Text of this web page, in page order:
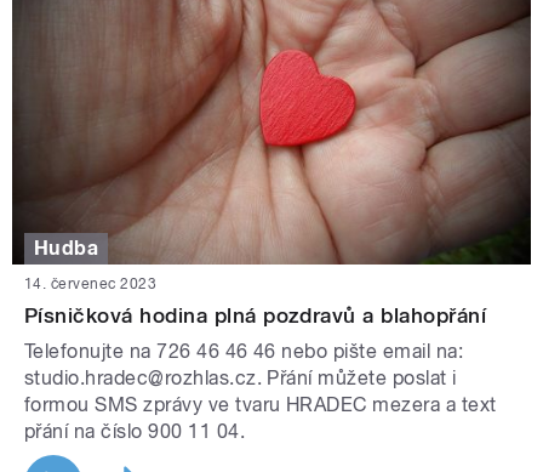
Hudba
14. červenec 2023
Písničková hodina plná pozdravů a blahopřání
Telefonujte na 726 46 46 46 nebo pište email na:
studio.hradec@rozhlas.cz. Přání můžete poslat i
formou SMS zprávy ve tvaru HRADEC mezera a text
přání na číslo 900 11 04.